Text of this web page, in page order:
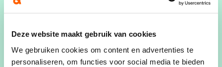
Deze website maakt gebruik van cookies
We gebruiken cookies om content en advertenties te
personaliseren, om functies voor social media te bieden
en breng het afval naar Mirom — zo help je mee